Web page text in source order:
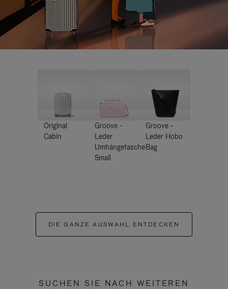
Original
Cabin
Groove -
Leder
Umhängetasche
Small
Groove -
Leder Hobo
Bag
DIE GANZE AUSWAHL ENTDECKEN
SUCHEN SIE NACH WEITEREN